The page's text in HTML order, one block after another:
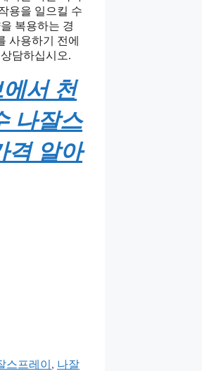
용을 일으킬 수
복용하는 경
사용하기 전에
담하십시오.
서 천
나잘스
격 알아
스프레이 , 나잘